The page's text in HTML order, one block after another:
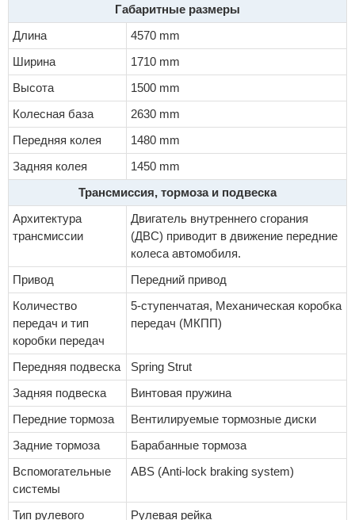
Габаритные размеры
Длина
4570 mm
Ширина
1710 mm
Высота
1500 mm
Колесная база
2630 mm
Передняя колея
1480 mm
Задняя колея
1450 mm
Трансмиссия, тормоза и подвеска
Архитектура
трансмиссии
Двигатель внутреннего сгорания
(ДВС) приводит в движение передние
колеса автомобиля.
Привод
Передний привод
Количество
передач и тип
коробки передач
5-ступенчатая, Механическая коробка
передач (МКПП)
Передняя подвеска
Spring Strut
Задняя подвеска
Винтовая пружина
Передние тормоза
Вентилируемые тормозные диски
Задние тормоза
Барабанные тормоза
Вспомогательные
системы
ABS (Anti-lock braking system)
Тип рулевого Рулевая рейка